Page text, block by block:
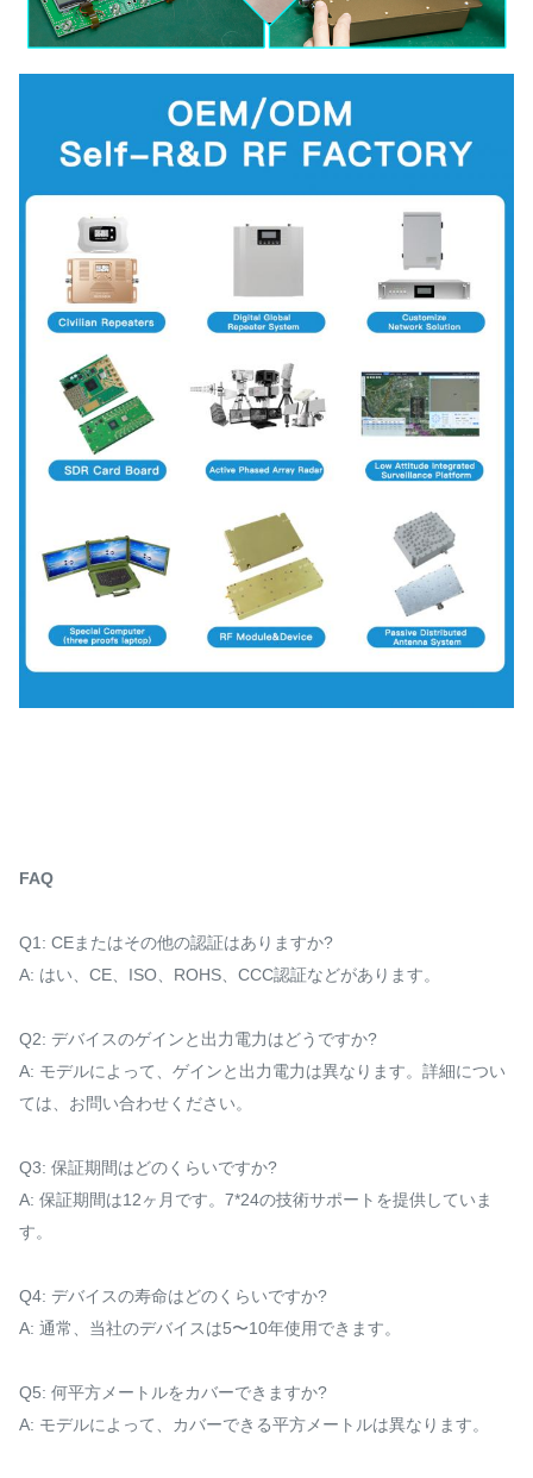
FAQ
Q1: CEまたはその他の認証はありますか?
A: はい、CE、ISO、ROHS、CCC認証などがあります。
Q2: デバイスのゲインと出力電力はどうですか?
A: モデルによって、ゲインと出力電力は異なります。詳細につい
ては、お問い合わせください。
Q3: 保証期間はどのくらいですか?
A: 保証期間は12ヶ月です。7*24の技術サポートを提供していま
す。
Q4: デバイスの寿命はどのくらいですか?
A: 通常、当社のデバイスは5〜10年使用できます。
Q5: 何平方メートルをカバーできますか?
A: モデルによって、カバーできる平方メートルは異なります。